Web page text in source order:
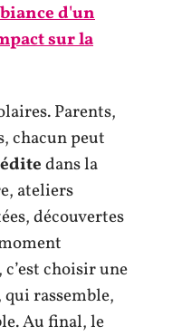
d'un
sur la
Parents,
chacun peut
dans la
ateliers
découvertes
c’est choisir une
rassemble,
Au final, le